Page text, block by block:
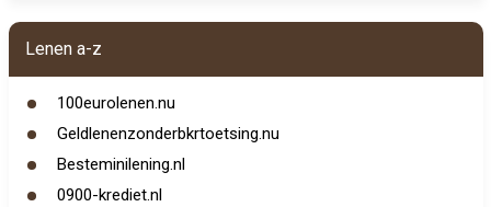
Lenen a-z
100eurolenen.nu
Geldlenenzonderbkrtoetsing.nu
Besteminilening.nl
0900-krediet.nl